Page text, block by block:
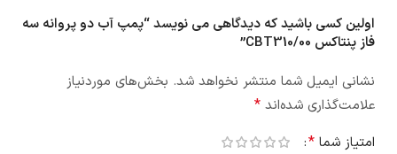
اولین کسی باشید که دیدگاهی می نویسد “پمپ آب دو پروانه سه
فاز پنتاکس CBT310/00”
نشانی ایمیل شما منتشر نخواهد شد. بخش‌های موردنیاز
علامت‌گذاری شده‌اند *
امتیاز شما *